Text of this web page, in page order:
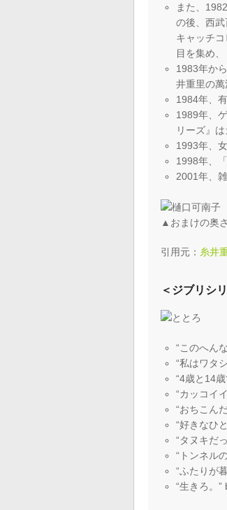
また、
の後、西
キャッチ
目を集め
1983年か
井重里の萬
1984年、
1989年、
リーズ』
1993年、
1998年、
2001年、
▲おまけの奥
引用元： 糸井
＜ジブリシ
“このへん
“私はワタ
“4歳と14
“カッコイ
“おちこん
“好きなひ
“タヌキだ
“トンネル
“ふたりが
“生きろ。”